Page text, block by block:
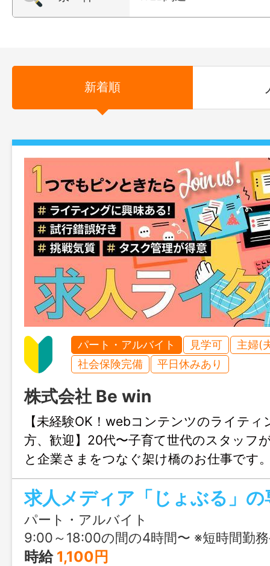
新着順
パート・アルバイト 見学可
主婦(
社会保険完備
平日休みあり
株式会社 Be win
【未経験OK！webコンテンツのライテ
方、歓迎】20代〜子育て世代のスタッフ
と企業さまをつなぐ架け橋のお仕事です
パート・アルバイト
9:00～18:00の間の4時間〜 ※短時間勤務や、10:00〜など
時給 1,100円